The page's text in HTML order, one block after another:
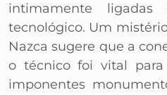
intimamente ligadas
tecnológico. Um
Nazca sugere que a
o técnico foi vital para
imponentes